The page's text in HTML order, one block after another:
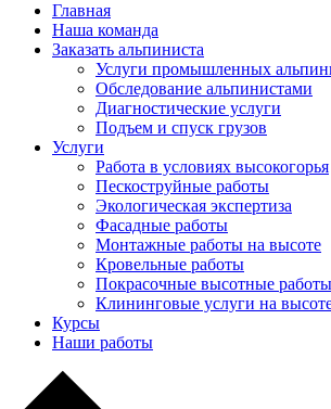
Главная
Наша команда
Заказать альпиниста
Услуги промышленных
Обследование альпинистами
Диагностические услуги
Подъем и спуск грузов
Услуги
Работа в условиях высокогорья
Пескоструйные работы
Экологическая экспертиза
Фасадные работы
Монтажные работы на высоте
Кровельные работы
Покрасочные высотные работы
Клининговые услуги на
Курсы
Наши работы